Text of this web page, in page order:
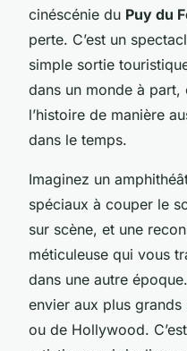
cinéscénie du Puy du
perte. C’est un
simple sortie
dans un monde à part,
l’histoire de manière
dans le temps.
Imaginez un
spéciaux à couper le
sur scène, et une
méticuleuse qui vous
dans une autre
envier aux plus
ou de Hollywood.